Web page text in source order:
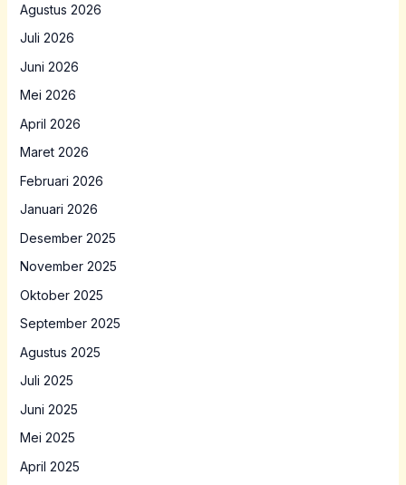
Agustus 2026
Juli 2026
Juni 2026
Mei 2026
April 2026
Maret 2026
Februari 2026
Januari 2026
Desember 2025
November 2025
Oktober 2025
September 2025
Agustus 2025
Juli 2025
Juni 2025
Mei 2025
April 2025